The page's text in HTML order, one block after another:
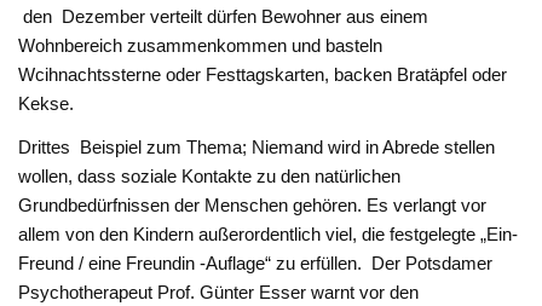
den Dezember verteilt dürfen Bewohner aus einem
Wohnbereich zusammenkommen und basteln
Wcihnachtssterne oder Festtagskarten, backen Bratäpfel oder
Kekse.
Drittes Beispiel zum Thema; Niemand wird in Abrede stellen
wollen, dass soziale Kontakte zu den natürlichen
Grundbedürfnissen der Menschen gehören. Es verlangt vor
allem von den Kindern außerordentlich viel, die festgelegte „Ein-
Freund / eine Freundin -Auflage“ zu erfüllen. Der Potsdamer
Psychotherapeut Prof. Günter Esser warnt vor den